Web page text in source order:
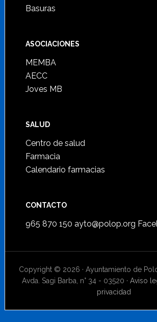
Basuras
ASOCIACIONES
MEMBA
AECC
Joves MB
SALUD
Centro de salud
Farmacia
Calendario farmacias
CONTACTO
965 870 150 ayto@polop.org
Copyright © 2026 · Ayuntamiento de
Avda. Sagi Barba, n° 34 - 03520 ·Aviso
privacidad